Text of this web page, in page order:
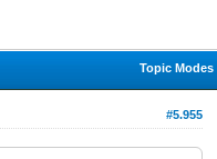
Topic Modes
#5.955